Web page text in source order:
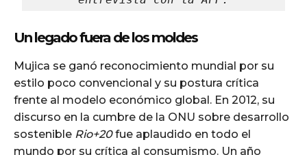
Un legado fuera de los moldes
Mujica se ganó reconocimiento mundial por su
estilo poco convencional y su postura crítica
frente al modelo económico global. En 2012, su
discurso en la cumbre de la ONU sobre desarrollo
sostenible Rio+20fue aplaudido en todo el
mundo por su crítica al consumismo. Un año